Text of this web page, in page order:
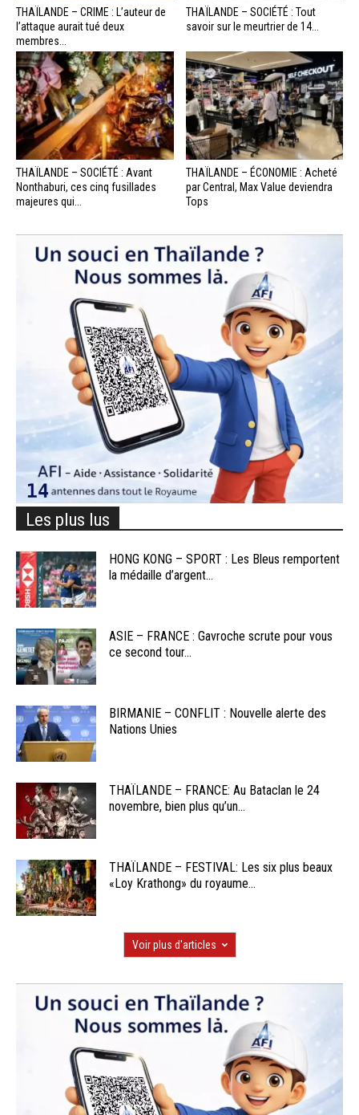
THAÏLANDE – CRIME : L’auteur de
l’attaque aurait tué deux
membres...
THAÏLANDE – SOCIÉTÉ : Tout
savoir sur le meurtrier de 14...
THAÏLANDE – SOCIÉTÉ : Avant
Nonthaburi, ces cinq fusillades
majeures qui...
THAÏLANDE – ÉCONOMIE : Acheté
par Central, Max Value deviendra
Tops
Les plus lus
HONG KONG – SPORT : Les Bleus remportent
la médaille d’argent...
ASIE – FRANCE : Gavroche scrute pour vous
ce second tour...
BIRMANIE – CONFLIT : Nouvelle alerte des
Nations Unies
THAÏLANDE – FRANCE: Au Bataclan le 24
novembre, bien plus qu’un...
THAÏLANDE – FESTIVAL: Les six plus beaux
«Loy Krathong» du royaume...
Voir plus d'articles